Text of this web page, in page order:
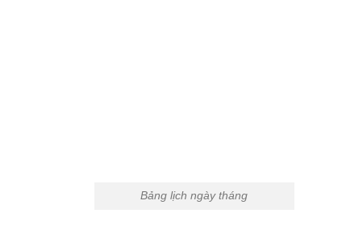
Bảng lịch ngày tháng